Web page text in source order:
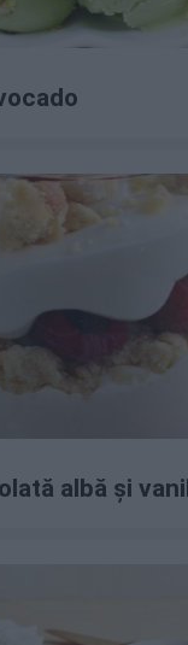
albă și